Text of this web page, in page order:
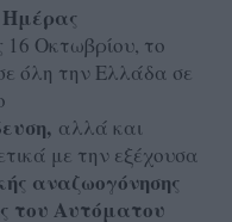
16 Οκτωβρίου, το
όλη την Ελλάδα σε
αλλά και
με την εξέχουσα
αναζωογόνησης
του Αυτόματου